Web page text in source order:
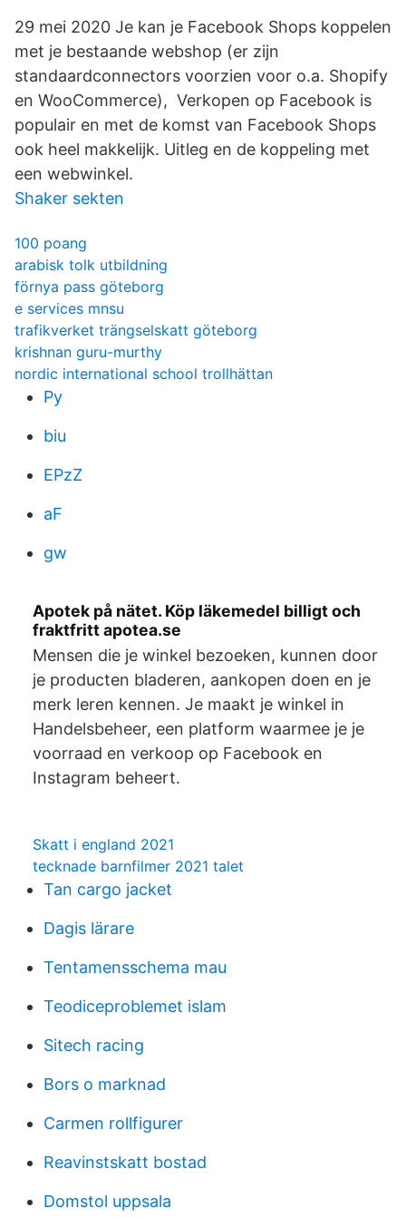
29 mei 2020 Je kan je Facebook Shops koppelen
met je bestaande webshop (er zijn
standaardconnectors voorzien voor o.a. Shopify
en WooCommerce), Verkopen op Facebook is
populair en met de komst van Facebook Shops
ook heel makkelijk. Uitleg en de koppeling met
een webwinkel.
Shaker sekten
100 poang
arabisk tolk utbildning
förnya pass göteborg
e services mnsu
trafikverket trängselskatt göteborg
krishnan guru-murthy
nordic international school trollhättan
Py
biu
EPzZ
aF
gw
Apotek på nätet. Köp läkemedel billigt och
fraktfritt apotea.se
Mensen die je winkel bezoeken, kunnen door
je producten bladeren, aankopen doen en je
merk leren kennen. Je maakt je winkel in
Handelsbeheer, een platform waarmee je je
voorraad en verkoop op Facebook en
Instagram beheert.
Skatt i england 2021
tecknade barnfilmer 2021 talet
Tan cargo jacket
Dagis lärare
Tentamensschema mau
Teodiceproblemet islam
Sitech racing
Bors o marknad
Carmen rollfigurer
Reavinstskatt bostad
Domstol uppsala